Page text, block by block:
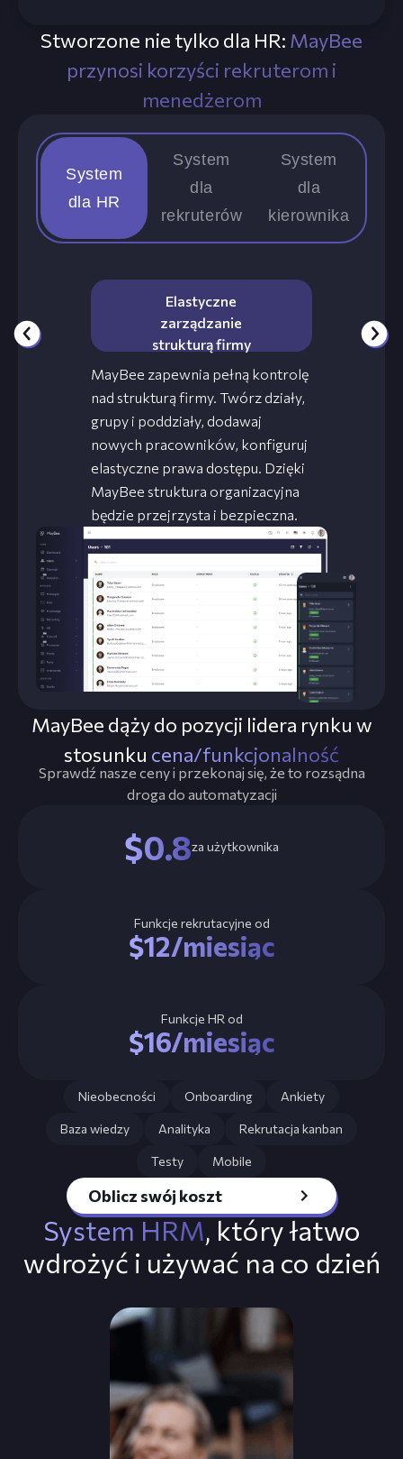
Stworzone nie tylko dla HR: MayBee
przynosi korzyści rekruterom i
menedżerom
System
dla HR
System
dla
rekruterów
System
dla
kierownika
Elastyczne
zarządzanie
strukturą firmy
MayBee zapewnia pełną kontrolę
nad strukturą firmy. Twórz działy,
grupy i poddziały, dodawaj
nowych pracowników, konfiguruj
elastyczne prawa dostępu. Dzięki
MayBee struktura organizacyjna
będzie przejrzysta i bezpieczna.
MayBee dąży do pozycji lidera rynku w
stosunku cena⁠/⁠funkcjonalność
Sprawdź nasze ceny i przekonaj się, że to rozsądna
droga do automatyzacji
$0.8za użytkownika
Funkcje rekrutacyjne od
$12/miesiąc
Funkcje HR od
$16/miesiąc
Nieobecności Onboarding Ankiety
Baza wiedzy Analityka Rekrutacja kanban
Testy Mobile
Oblicz swój koszt
System HRM, który łatwo
wdrożyć i używać na co dzień